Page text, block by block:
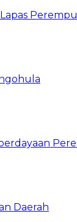
Daerah